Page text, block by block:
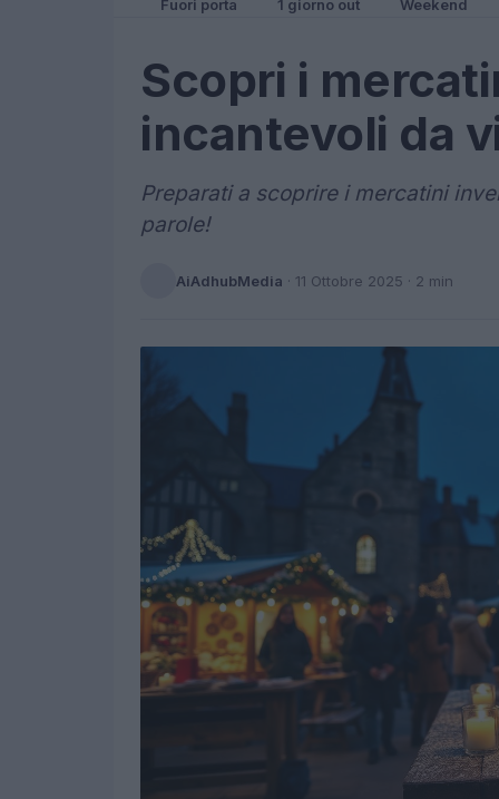
Fuori porta 1 giorno out Weekend
Scopri i
incantevoli da
Preparati a scoprire i mercatini
parole!
AiAdhubMedia · 11 Ottobre 2025 · 2 min